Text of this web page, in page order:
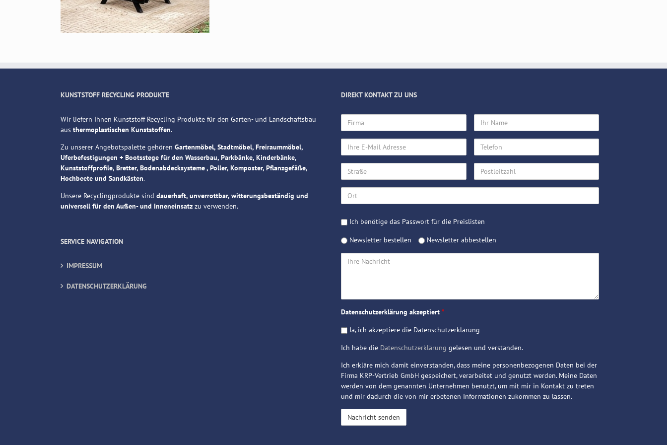
KUNSTSTOFF RECYCLING PRODUKTE
Wir liefern Ihnen Kunststoff Recycling Produkte für den Garten- und Landschaftsbau
aus thermoplastischen Kunststoffen.
Zu unserer Angebotspalette gehören Gartenmöbel, Stadtmöbel, Freiraummöbel,
Uferbefestigungen + Bootsstege für den Wasserbau, Parkbänke, Kinderbänke,
Kunststoffprofile, Bretter, Bodenabdecksysteme , Poller, Komposter, Pflanzgefäße,
Hochbeete und Sandkästen.
Unsere Recyclingprodukte sind dauerhaft, unverrottbar, witterungsbeständig und
universell für den Außen- und Inneneinsatz zu verwenden.
SERVICE NAVIGATION
IMPRESSUM
DATENSCHUTZERKLÄRUNG
DIREKT KONTAKT ZU UNS
Firma
Ihr
Name
Ihre
E-
Mail
Adresse
Telefon
Straße Postleitzahl
Ort
Passwort
Ich benötige das Passwort für die Preislisten
Newsletter
Newsletter bestellen
Newsletter abbestellen
Ihre
Datenschutzerklärung akzeptiert *
Ja, ich akzeptiere die Datenschutzerklärung
Ich habe die Datenschutzerklärung gelesen und verstanden.
Ich erkläre mich damit einverstanden, dass meine personenbezogenen Daten bei der
Firma KRP-Vertrieb GmbH gespeichert, verarbeitet und genutzt werden. Meine Daten
werden von dem genannten Unternehmen benutzt, um mit mir in Kontakt zu treten
und mir dadurch die von mir erbetenen Informationen zukommen zu lassen.